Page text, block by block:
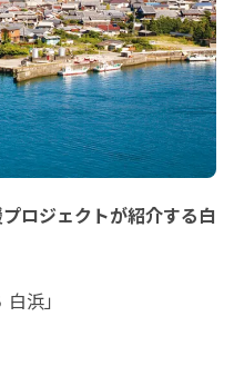
ロジェクトが紹介する白
浜」